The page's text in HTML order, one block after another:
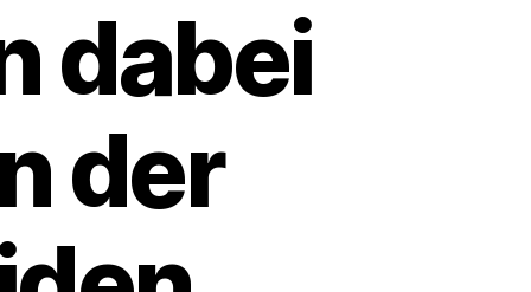
dabei
der